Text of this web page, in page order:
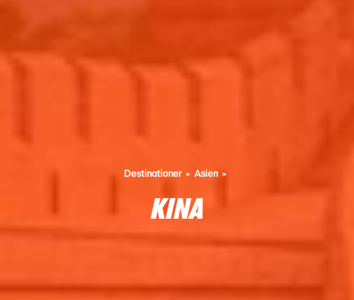
Destinationer Asien
KINA